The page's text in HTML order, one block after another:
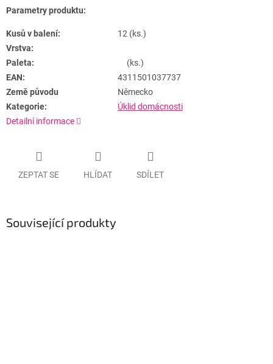
Parametry produktu:
Kusů v balení:
12 (ks.)
Vrstva:
Paleta:
(ks.)
EAN:
4311501037737
Země původu
Německo
Kategorie:
Úklid domácnosti
Detailní informace
ZEPTAT SE HLÍDAT SDÍLET
Související produkty